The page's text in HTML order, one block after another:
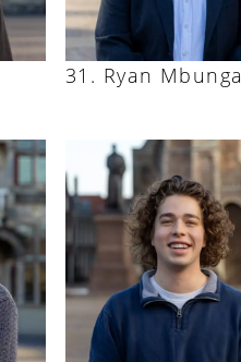
Ryan Mbunga